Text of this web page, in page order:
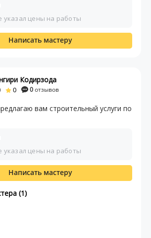
указал цены на работы
Написать мастеру
Кодирзода
0 0отзывов
вам строительный услуги по
указал цены на работы
Написать мастеру
(1)